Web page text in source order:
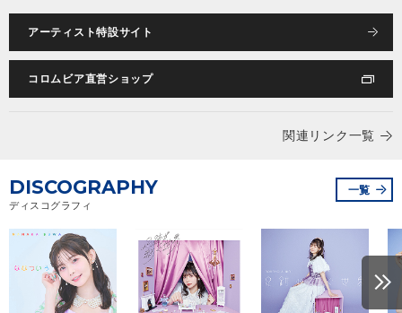
アーティスト特設サイト
コロムビア直営ショップ
関連リンク一覧
DISCOGRAPHY
ディスコグラフィ
一覧